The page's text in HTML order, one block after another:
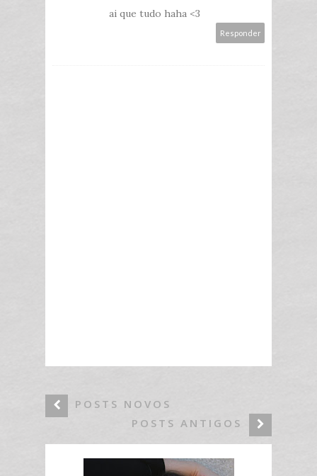
ai que tudo haha <3
Responder
POSTS NOVOS
POSTS ANTIGOS